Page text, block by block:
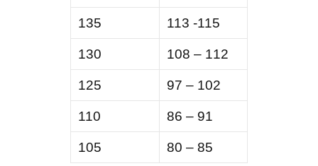
135 113 -115
130 108 – 112
125 97 – 102
110 86 – 91
105 80 – 85